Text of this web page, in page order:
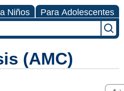
Niños Para Adolescentes
(AMC)